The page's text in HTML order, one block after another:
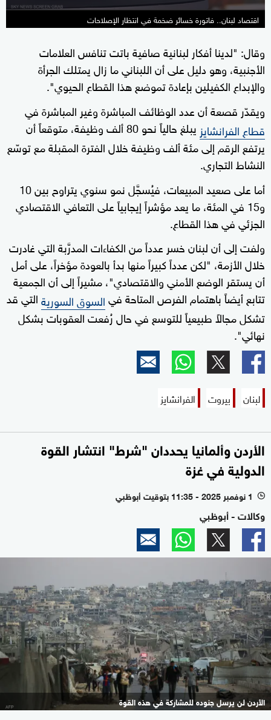
اقتصاد لبنان.. فاتورة خسائر ضخمة في انتظار الإصلاحات
وقال: "لدينا أفكار لبنانية صافية باتت تنافس العلامات
الأجنبية، وهو دليل على أن اللبناني ما زال يمتلك الجرأة
والإبداع الكفيلين بإعادة تموضع هذا القطاع الحيوي".
ويقدّر قصعة أن عدد الوظائف المباشرة وغير المباشرة في
قطاع الفرانشايز
يبلغ حالياً نحو 80 ألف وظيفة، متوقعاً أن
يرتفع الرقم إلى مئة ألف وظيفة خلال الفترة المقبلة مع توسّع
النشاط التجاري.
أما على صعيد المبيعات، فيُسجَّل نمو سنوي يتراوح بين 10
و15 في المئة، ما يعد مؤشراً إيجابياً على التعافي الاقتصادي
الجزئي في هذا القطاع.
ولفت إلى أن لبنان خسر عدداً من الكفاءات المدرَّبة التي غادرت
خلال الأزمة، "لكن عدداً كبيراً منها بدأ بالعودة مؤخراً، على أمل
أن يستقر الوضع الأمني والاقتصادي"، مشيراً إلى أن الجمعية
تتابع أيضاً باهتمام الفرص المتاحة فيالسوق السوريةالتي قد
تشكل مجالاً طبيعياً للتوسع في حال رُفعت العقوبات بشكل
نهائي".
لبنان بيروت الفرانشايز
الأردن وألمانيا يحددان "شرط" انتشار القوة
الدولية في غزة
l 1 نوفمبر 2025 - 11:35 بتوقيت أبوظبي
وكالات - أبوظبي
الأردن لن يرسل جنوده للمشاركة في هذه القوة